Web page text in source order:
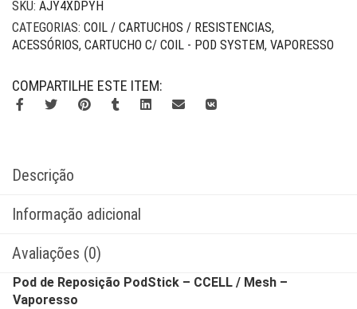
SKU: AJY4XDPYH
CATEGORIAS: COIL / CARTUCHOS / RESISTENCIAS,
ACESSÓRIOS, CARTUCHO C/ COIL - POD SYSTEM, VAPORESSO
COMPARTILHE ESTE ITEM:
Descrição
Informação adicional
Avaliações (0)
Pod de Reposição PodStick – CCELL / Mesh –
Vaporesso